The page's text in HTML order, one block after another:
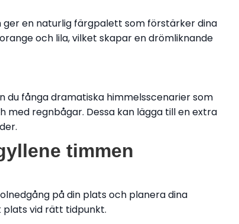
en naturlig färgpalett som förstärker dina
och lila, vilket skapar en drömliknande
du fånga dramatiska himmelsscenarier som
regnbågar. Dessa kan lägga till en extra
timmen
på din plats och planera dina
vid rätt tidpunkt.